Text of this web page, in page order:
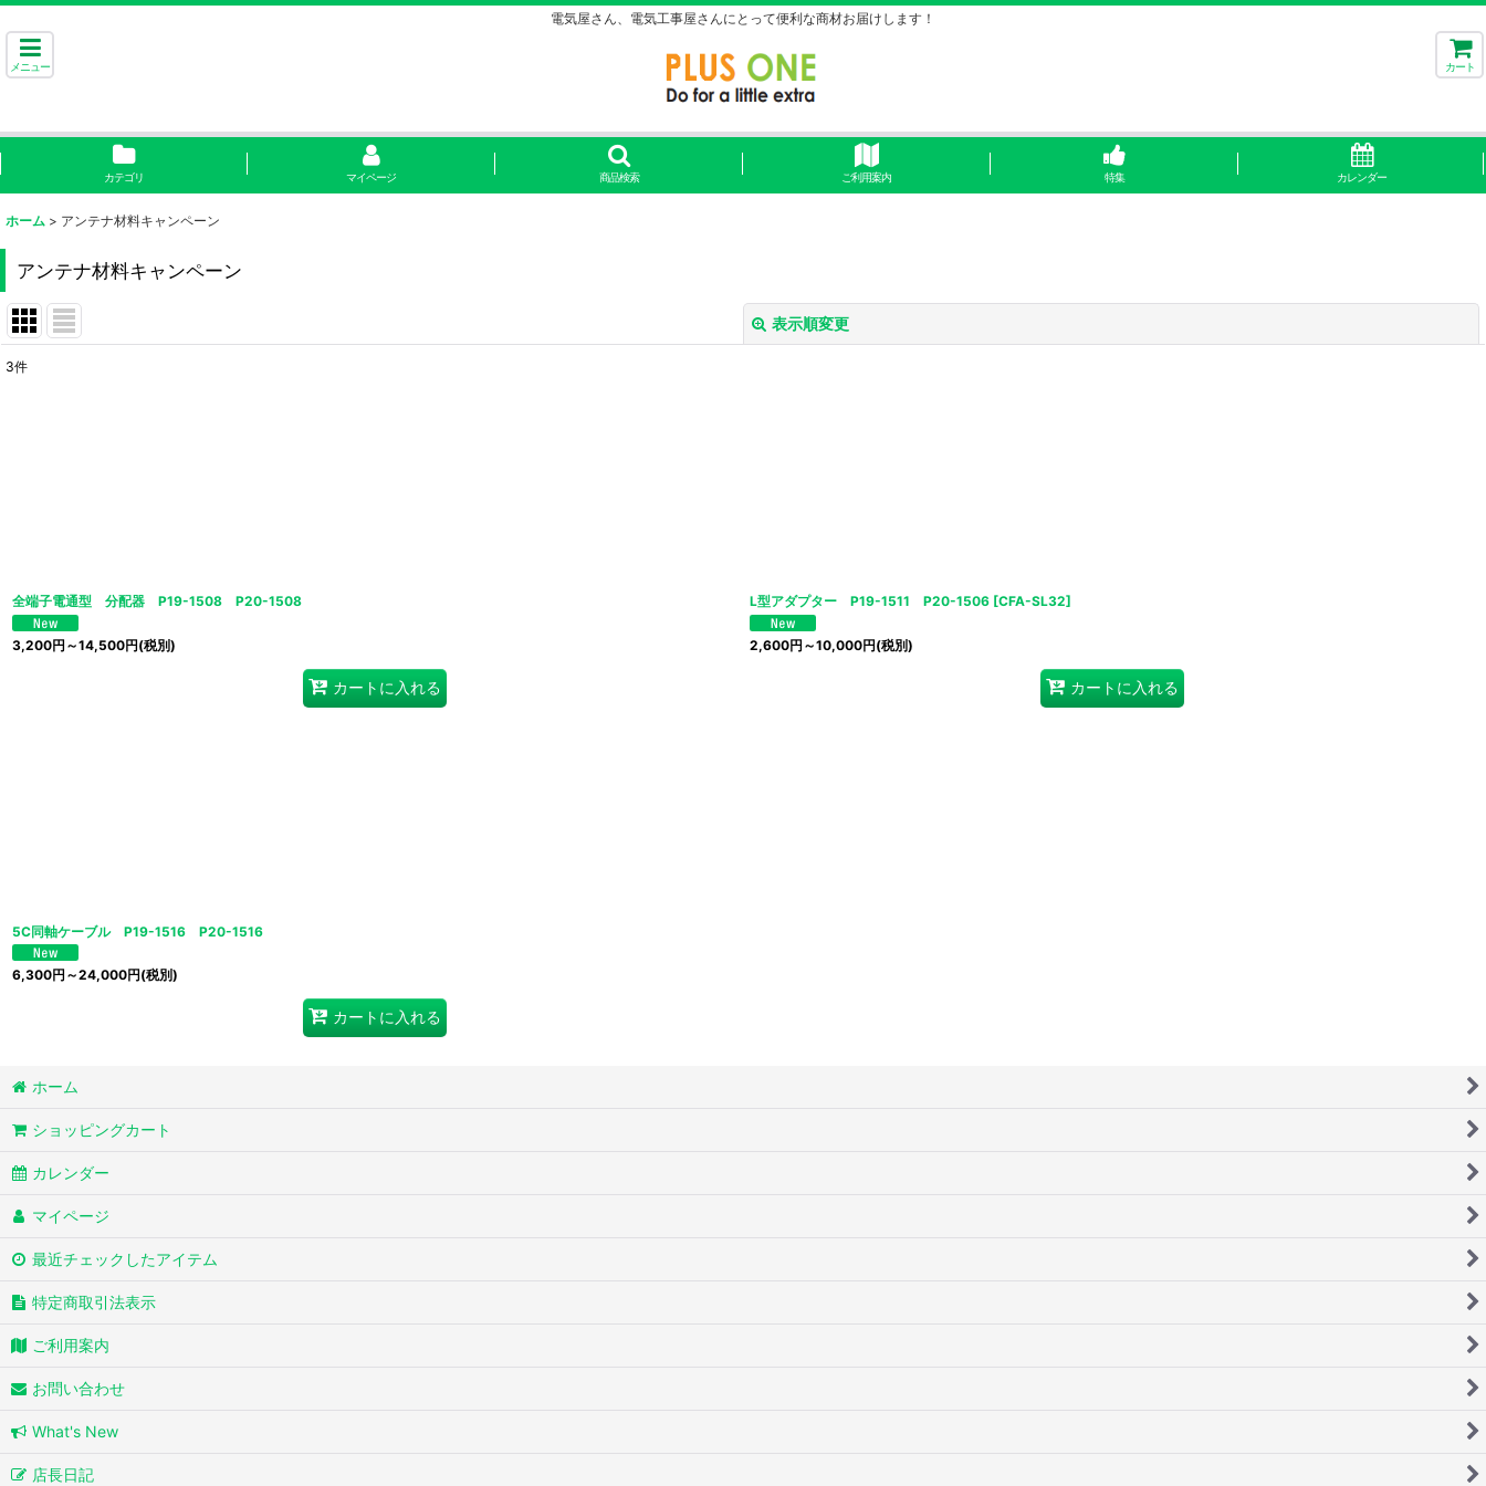
電気屋さん、電気工事屋さんにとって便利な商材お届けします！
メニュー カート
カテゴリ マイページ 商品検索 ご利用案内 特集 カレンダー
ホーム > アンテナ材料キャンペーン
アンテナ材料キャンペーン
表示順変更
3件
全端子電通型 分配器 P19-1508 P20-1508
3,200円 ～14,500円(税別)
カートに入れる
L型アダプター P19-1511 P20-1506 [CFA-SL32]
2,600円 ～10,000円(税別)
カートに入れる
5C同軸ケーブル P19-1516 P20-1516
6,300円 ～24,000円(税別)
カートに入れる
ホーム
ショッピングカート
カレンダー
マイページ
最近チェックしたアイテム
特定商取引法表示
ご利用案内
お問い合わせ
What's New
店長日記